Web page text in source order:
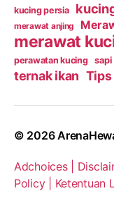
kucing persia
merawat anjing
merawat
perawatan kucing sapi
ternak ikan Tips
© 2026
Adchoices |
Policy | Ketentuan